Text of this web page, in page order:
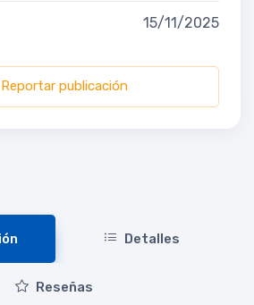
15/11/2025
Reportar publicación
Detalles
Reseñas